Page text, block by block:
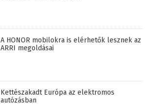
A HONOR mobilokra is elérhetők lesznek az
ARRI megoldásai
Kettészakadt Európa az elektromos
autózásban